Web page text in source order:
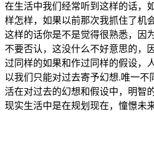
在生活中我们经常听到这样的话，
样怎样，如果以前那次我抓住了机
这样的话你是不是觉得很熟悉，因
不要否认，这没什么不好意思的，
过同样的如果和作过同样的假设，
以我们只能对过去寄予幻想.唯一不
活在对过去的幻想和假设中，明智
现实生活中是在规划现在，憧憬未